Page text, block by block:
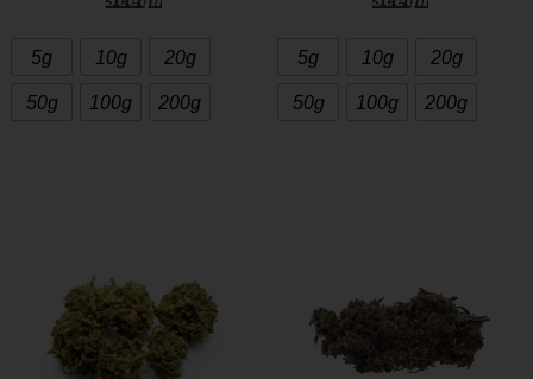
5g 10g 20g
50g 100g 200g
5g 10g 20g
50g 100g 200g